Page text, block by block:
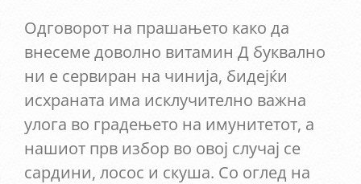
Одговорот на прашањето како да
внесеме доволно витамин Д буквално
ни е сервиран на чинија, бидејќи
исхраната има исклучително важна
улога во градењето на имунитетот, а
нашиот прв избор во овој случај се
сардини, лосос и скуша. Со оглед на